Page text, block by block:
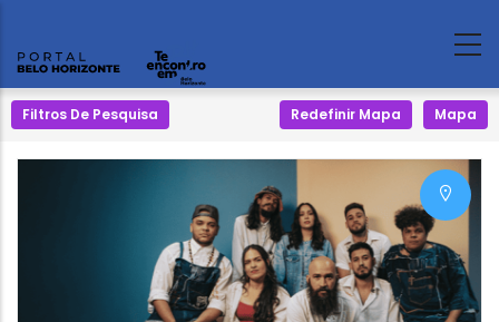
Filtros De Pesquisa Redefinir Mapa Mapa